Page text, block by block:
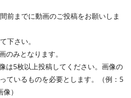
前までに動画のご投稿をお願いしま
下さい。
のみとなります。
は5枚以上投稿してください。画像の
ているものを必要とします。（例：5
）